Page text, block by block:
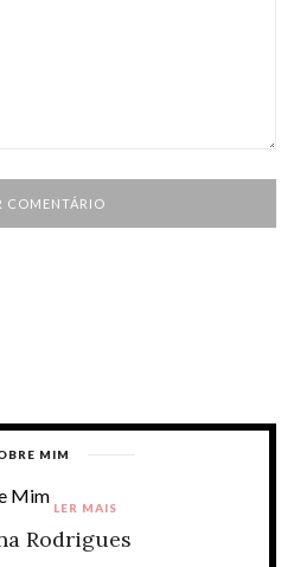
MIM
Rodrigues
LER MAIS